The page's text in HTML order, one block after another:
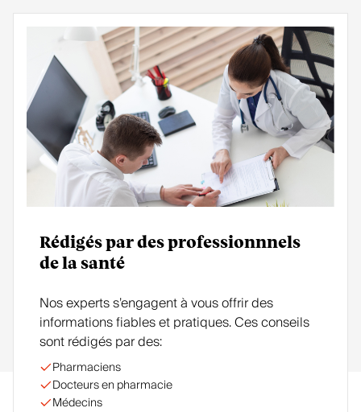
Rédigés par des professionnnels
de la santé
Nos experts s’engagent à vous offrir des
informations fiables et pratiques. Ces conseils
sont rédigés par des:
Pharmaciens
Docteurs en pharmacie
Médecins